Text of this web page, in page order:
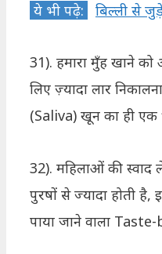
ये भी पढ़े: बिल्ली से
31). हमारा मुँह खाने
लिए ज़्यादा लार
(Saliva) खून का ही
32). महिलाओं की स्वाद
पुरषों से ज्यादा होती
पाया जाने वाला